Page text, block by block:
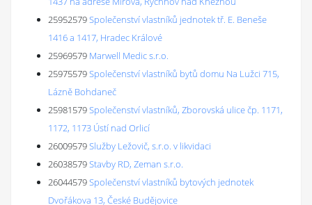
25952579Společenství vlastníků jednotek tř. E. Beneše
1416 a 1417, Hradec Králové
25969579 Marwell Medic s.r.o.
25975579Společenství vlastníků bytů domu Na Lužci 715,
Lázně Bohdaneč
25981579Společenství vlastníků, Zborovská ulice čp. 1171,
1172, 1173 Ústí nad Orlicí
26009579Služby Ležovič, s.r.o. v likvidaci
26038579Stavby RD, Zeman s.r.o.
26044579Společenství vlastníků bytových jednotek
Dvořákova 13, České Budějovice